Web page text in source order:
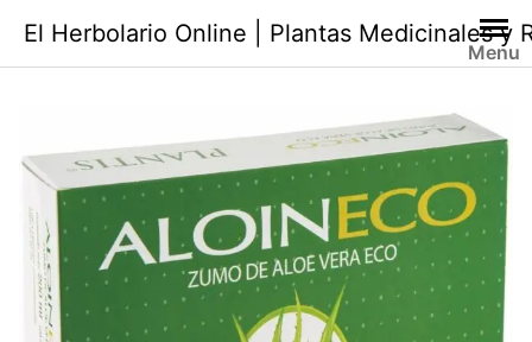
contenido
El Herbolario Online | Plantas Medicinales y
Menu